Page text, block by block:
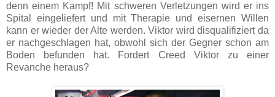
denn einem Kampf! Mit schweren Verletzungen wird er ins
Spital eingeliefert und mit Therapie und eisernen Willen
kann er wieder der Alte werden. Viktor wird disqualifiziert da
er nachgeschlagen hat, obwohl sich der Gegner schon am
Boden befunden hat. Fordert Creed Viktor zu einer
Revanche heraus?